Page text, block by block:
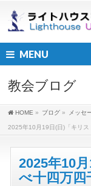
MENU
教会ブログ
HOME » ブログ » メッセ
2025年10月19日(日)「キリス
2025年10
べ十四万四